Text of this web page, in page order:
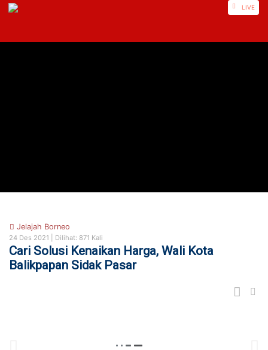
https://nusautaratv.com/ LIVE
Jelajah Borneo
24 Des 2021 | Dilihat: 871 Kali
Cari Solusi Kenaikan Harga, Wali Kota
Balikpapan Sidak Pasar